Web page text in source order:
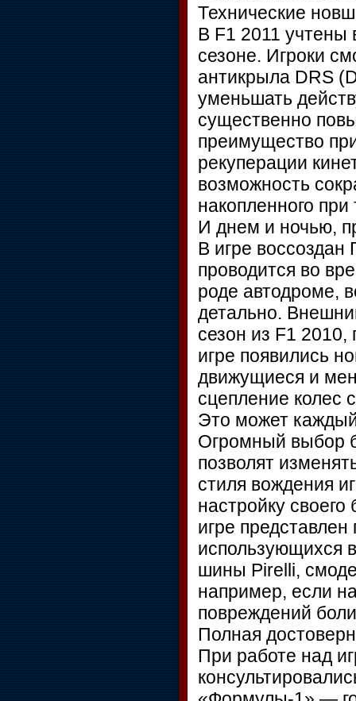
Технические
В F1 2011 учтены
сезоне. Игроки
антикрыла DRS
уменьшать
существенно
преимущество
рекуперации
возможность
накопленного
И днем и ночью,
В игре воссоздан
проводится во
роде автодроме,
детально.
сезон из F1 2010,
игре появились
движущиеся и
сцепление колес
Это может
Огромный выбор
позволят
стиля вождения
настройку
игре
использующихся
шины Pirelli,
например, если
повреждений
Полная
При работе над